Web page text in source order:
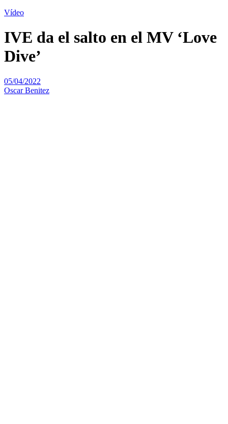
Vídeo
IVE da el salto en el MV ‘Love
Dive’
05/04/2022
Oscar Benitez